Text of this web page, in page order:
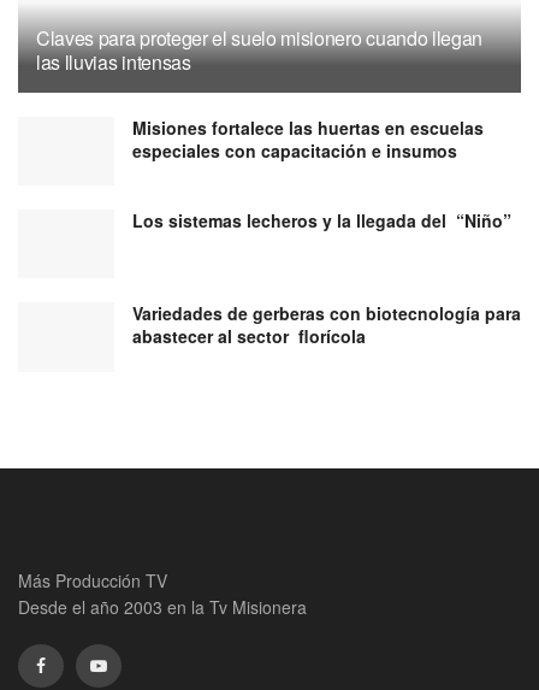
Claves para proteger el suelo misionero cuando llegan
las lluvias intensas
Misiones fortalece las huertas en escuelas
especiales con capacitación e insumos
Los sistemas lecheros y la llegada del “Niño”
Variedades de gerberas con biotecnología para
abastecer al sector florícola
Más Producción TV
Desde el año 2003 en la Tv Misionera